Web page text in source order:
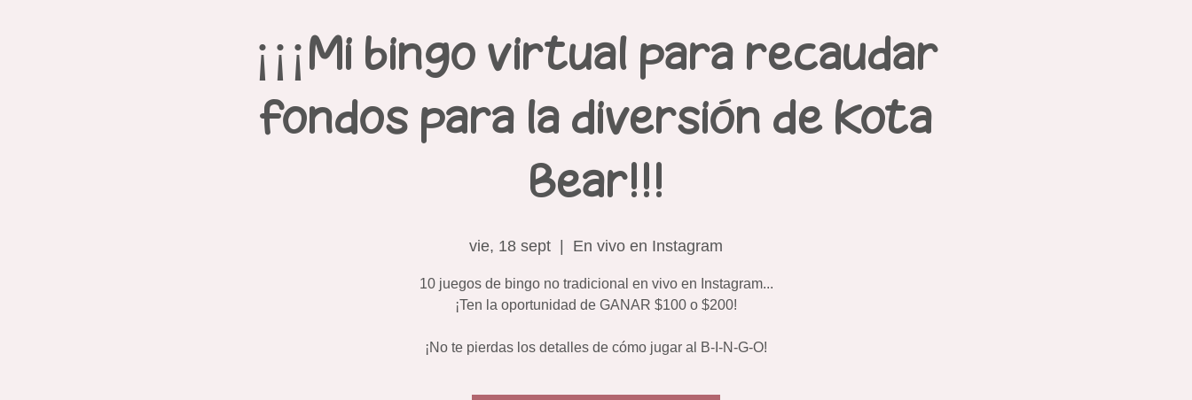
¡¡¡Mi bingo virtual para recaudar
fondos para la diversión de Kota
Bear!!!
vie, 18 sept
  |
En vivo en Instagram
10 juegos de bingo no tradicional en vivo en Instagram...
¡Ten la oportunidad de GANAR $100 o $200!
¡No te pierdas los detalles de cómo jugar al B-I-N-G-O!